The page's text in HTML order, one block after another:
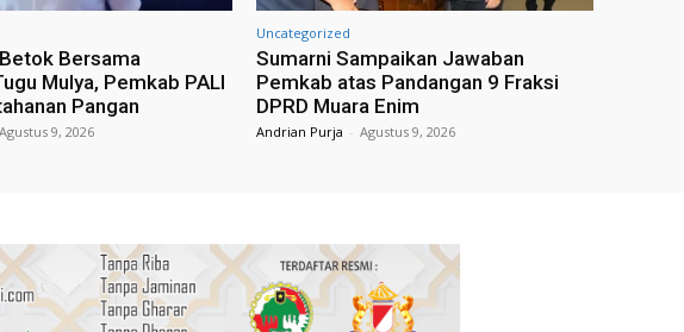
Bersama
Mulya, Pemkab PALI
Pangan
Agustus 9, 2026
Uncategorized
Sumarni Sampaikan Jawaban
Pemkab atas Pandangan 9 Fraksi
DPRD Muara Enim
Andrian Purja - Agustus 9, 2026